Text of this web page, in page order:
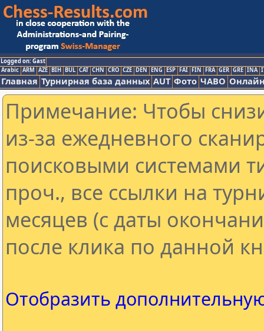
Logged on: Gast
Arabic ARM AZE BIH BUL CAT CHN CRO CZE DEN ENG ESP FAI FIN FRA GER GRE INA
Главная Турнирная база данных AUT Фото ЧАВО
Примечание: Чтобы
из-за ежедневного
поисковыми системами
проч., все ссылки на
месяцев (с даты
после клика по данной
Отобразить